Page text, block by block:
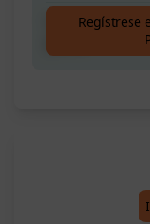
La Sociedad
Regístrese